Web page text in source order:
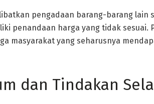
pengadaan barang-barang lain
penandaan harga yang tidak sesuai.
masyarakat yang seharusnya
dan Tindakan